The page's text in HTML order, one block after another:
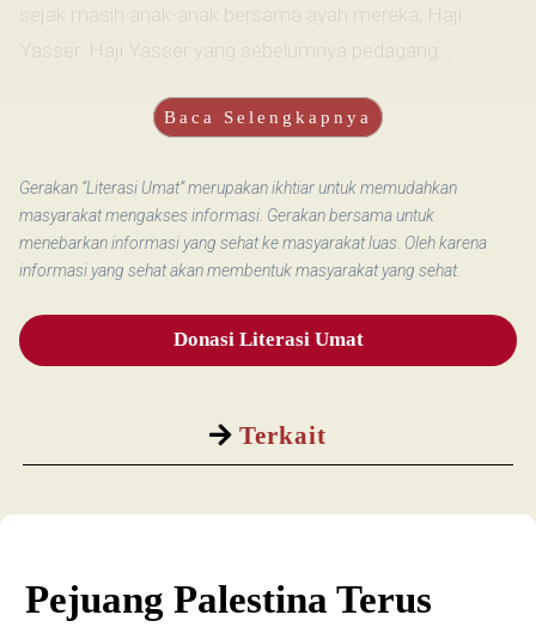
Terkait
sejak masih anak-anak bersama ayah mereka, Haji
Yasser. Haji Yasser yang sebelumnya pedagang...
Baca Selengkapnya
Gerakan “Literasi Umat” merupakan ikhtiar untuk memudahkan
masyarakat mengakses informasi. Gerakan bersama untuk
menebarkan informasi yang sehat ke masyarakat luas. Oleh karena
informasi yang sehat akan membentuk masyarakat yang sehat.
Donasi Literasi Umat
Pejuang Palestina Terus